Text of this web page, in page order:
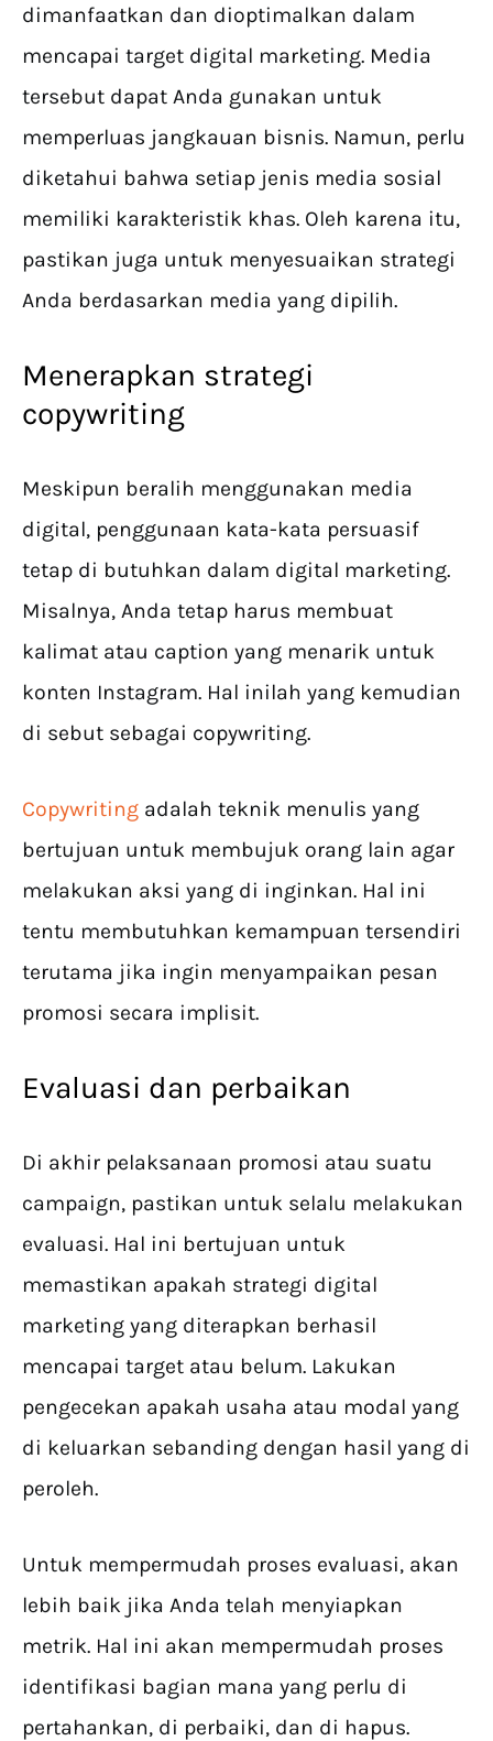
dimanfaatkan dan dioptimalkan dalam
mencapai target digital marketing. Media
tersebut dapat Anda gunakan untuk
memperluas jangkauan bisnis. Namun, perlu
diketahui bahwa setiap jenis media sosial
memiliki karakteristik khas. Oleh karena itu,
pastikan juga untuk menyesuaikan strategi
Anda berdasarkan media yang dipilih.
Menerapkan strategi
copywriting
Meskipun beralih menggunakan media
digital, penggunaan kata-kata persuasif
tetap di butuhkan dalam digital marketing.
Misalnya, Anda tetap harus membuat
kalimat atau caption yang menarik untuk
konten Instagram. Hal inilah yang kemudian
di sebut sebagai copywriting.
Copywriting adalah teknik menulis yang
bertujuan untuk membujuk orang lain agar
melakukan aksi yang di inginkan. Hal ini
tentu membutuhkan kemampuan tersendiri
terutama jika ingin menyampaikan pesan
promosi secara implisit.
Evaluasi dan perbaikan
Di akhir pelaksanaan promosi atau suatu
campaign, pastikan untuk selalu melakukan
evaluasi. Hal ini bertujuan untuk
memastikan apakah strategi digital
marketing yang diterapkan berhasil
mencapai target atau belum. Lakukan
pengecekan apakah usaha atau modal yang
di keluarkan sebanding dengan hasil yang di
peroleh.
Untuk mempermudah proses evaluasi, akan
lebih baik jika Anda telah menyiapkan
metrik. Hal ini akan mempermudah proses
identifikasi bagian mana yang perlu di
pertahankan, di perbaiki, dan di hapus.